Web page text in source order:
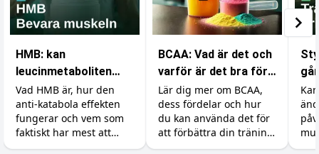
HMB: kan
leucinmetaboliten
skydda dina muskler?
Vad HMB är, hur den
anti-katabola effekten
fungerar och vem som
faktiskt har mest att
vinna på tillskottet.
BCAA: Vad är det och
varför är det bra för
din träning?
Lär dig mer om BCAA,
dess fördelar och hur
du kan använda det för
att förbättra din träning
och återhämtning.